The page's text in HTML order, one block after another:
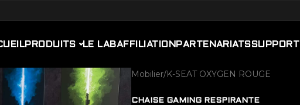
PRODUITS LE LABAFFILIATION PARTENARIATSSUPPORT
Mobilier/K-SEAT OXYGEN ROUGE
CHAISE GAMING RESPIRANTE